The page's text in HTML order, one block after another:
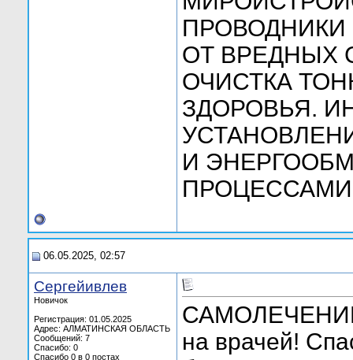
ОТ ВРЕДНЫХ
ОЧИСТКА
ЗДОРОВЬЯ.
И
06.05.2025, 02:57
Сергейивлев
Новичок
Регистрация: 01.05.2025
Адрес: АЛМАТИНСКАЯ ОБЛАСТЬ
Сообщений: 7
Спасибо: 0
Спасибо 0 в 0 постах
на врачей!